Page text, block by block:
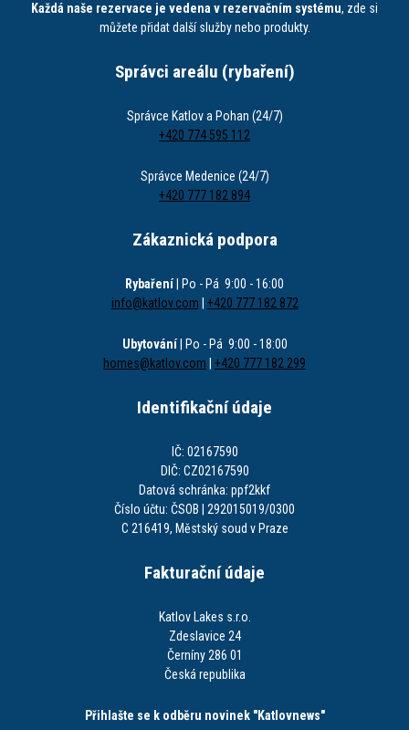
Každá naše rezervace je vedena v rezervačním systému, zde si
můžete přidat další služby nebo produkty.
Správci areálu (rybaření)
Správce Katlov a Pohan (24/7)
+420 774 595 112
Správce Medenice (24/7)
+420 777 182 894
Zákaznická podpora
Rybaření| Po - Pá 9:00 - 16:00
info@katlov.com
+420 777 182 872
Ubytování| Po - Pá 9:00 - 18:00
homes@katlov.com
+420 777 182 299
Identifikační údaje
IČ: 02167590
DIČ: CZ02167590
Datová schránka: ppf2kkf
Číslo účtu: ČSOB | 292015019/0300
C 216419, Městský soud v Praze
Fakturační údaje
Katlov Lakes s.r.o.
Zdeslavice 24
Černíny 286 01
Česká republika
Přihlašte se k odběru novinek "Katlovnews"